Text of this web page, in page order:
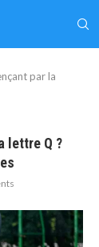
par la
lettre Q ?